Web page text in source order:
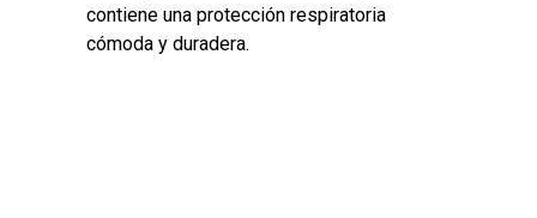
contiene una protección respiratoria
cómoda y duradera.